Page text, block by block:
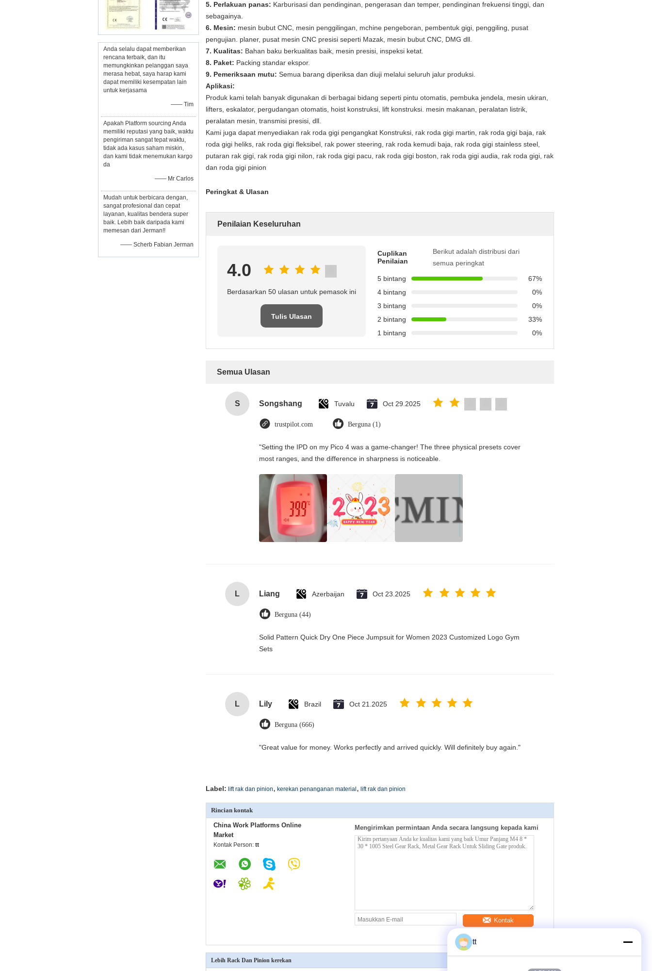
Anda selalu dapat memberikan
rencana terbaik, dan itu
memungkinkan pelanggan saya
merasa hebat, saya harap kami
dapat memiliki kesempatan lain
untuk kerjasama
—— Tim
Apakah Platform sourcing Anda
memiliki reputasi yang baik, waktu
pengiriman sangat tepat waktu,
tidak ada kasus saham miskin,
dan kami tidak menemukan kargo
da
—— Mr Carlos
Mudah untuk berbicara dengan,
sangat profesional dan cepat
layanan, kualitas bendera super
baik. Lebih baik daripada kami
memesan dari Jerman!!
—— Scherb Fabian Jerman
5. Perlakuan panas: Karburisasi dan pendinginan, pengerasan dan temper, pendinginan frekuensi tinggi, dan
sebagainya.
6. Mesin: mesin bubut CNC, mesin penggilingan, mchine pengeboran, pembentuk gigi, penggiling, pusat
pengujian. planer, pusat mesin CNC presisi seperti Mazak, mesin bubut CNC, DMG dll.
7. Kualitas: Bahan baku berkualitas baik, mesin presisi, inspeksi ketat.
8. Paket: Packing standar ekspor.
9. Pemeriksaan mutu: Semua barang diperiksa dan diuji melalui seluruh jalur produksi.
Aplikasi:
Produk kami telah banyak digunakan di berbagai bidang seperti pintu otomatis, pembuka jendela, mesin ukiran,
lifters, eskalator, pergudangan otomatis, hoist konstruksi, lift konstruksi. mesin makanan, peralatan listrik,
peralatan mesin, transmisi presisi, dll.
Kami juga dapat menyediakan rak roda gigi pengangkat Konstruksi, rak roda gigi martin, rak roda gigi baja, rak
roda gigi heliks, rak roda gigi fleksibel, rak power steering, rak roda kemudi baja, rak roda gigi stainless steel,
putaran rak gigi, rak roda gigi nilon, rak roda gigi pacu, rak roda gigi boston, rak roda gigi audia, rak roda gigi, rak
dan roda gigi pinion
Peringkat & Ulasan
Penilaian Keseluruhan
4.0
Berdasarkan 50 ulasan untuk pemasok ini
Tulis Ulasan
Cuplikan
Penilaian
Berikut adalah distribusi dari
semua peringkat
5 bintang
67%
4 bintang
0%
3 bintang
0%
2 bintang
33%
1 bintang
0%
Semua Ulasan
S Songshang Tuvalu Oct 29.2025
trustpilot.com Berguna (1)
"Setting the IPD on my Pico 4 was a game-changer! The three physical presets cover
most ranges, and the difference in sharpness is noticeable.
L Liang Azerbaijan Oct 23.2025
Berguna (44)
Solid Pattern Quick Dry One Piece Jumpsuit for Women 2023 Customized Logo Gym
Sets
L Lily Brazil Oct 21.2025
Berguna (666)
"Great value for money. Works perfectly and arrived quickly. Will definitely buy again."
Label: lift rak dan pinion, kerekan penanganan material , lift rak dan pinion
Rincian kontak
China Work Platforms Online
Market
Kontak Person: tt
Mengirimkan permintaan Anda secara langsung kepada kami
Kontak
Lebih Rack Dan Pinion kerekan
tt